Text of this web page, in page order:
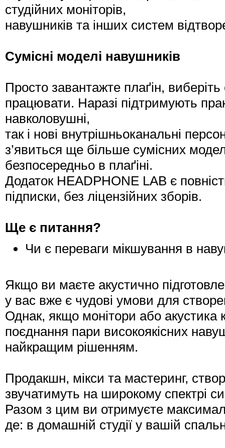
студійних моніторів,
навушників та інших систем
Сумісні моделі навушників
Просто завантажте плаґін,
працювати. Наразі підтримують
навколовушні,
так і нові внутрішньоканальні
з’явиться ще більше сумісних
безпосередньо в плаґіні.
Додаток HEADPHONE LAB є
підписки, без ліцензійних зборів.
Ще є питання?
Чи є переваги мікшування в
Якщо ви маєте акустично
у вас вже є чудові умови для
Однак, якщо монітори або акустика
поєднання пари високоякісних
найкращим рішенням.
Продакшн, мікси та мастеринг,
звучатимуть на широкому спектрі
Разом з цим ви отримуєте
де: в домашній студії у вашій